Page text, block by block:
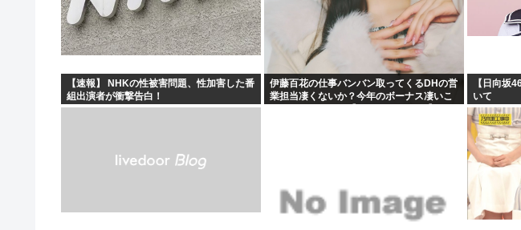
【速報】 NHKの性被害問題、性加害した番
組出演者が衝撃告白！
伊藤百花の仕事バンバン取ってくるDHの営
業担当凄くないか？今年のボーナス凄いこ
【日向坂
いて